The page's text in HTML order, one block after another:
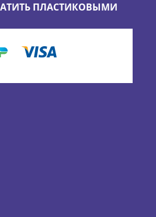
ПЛАСТИКОВЫМИ